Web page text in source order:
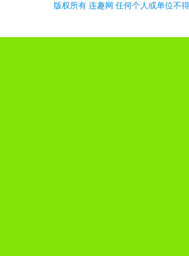
版权所有 连趣网 任何个人或单位不